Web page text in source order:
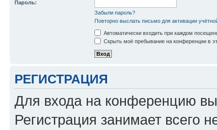
Пароль:
Забыли пароль?
Повторно выслать письмо для активации
Автоматически входить при каждом
Скрыть моё пребывание на конференции в
РЕГИСТРАЦИЯ
Для входа на конференцию
Регистрация занимает всего